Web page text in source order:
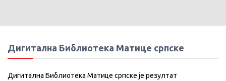
Дигитална Библиотека Матице српске
Дигитална Библиотека Матице српске је резултат